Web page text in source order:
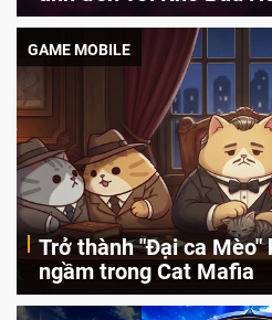
Neon Punk
Kho Báu Hoàng Gia Sapphire
mẽ mang màu sắc đặc trưng của
nên nổi bật trên chiến trường.
GAME MOBILE
Trở thành "Đại ca
ngầm trong Cat Mafia
Cat Mafia: Idle Tycoon Games đã